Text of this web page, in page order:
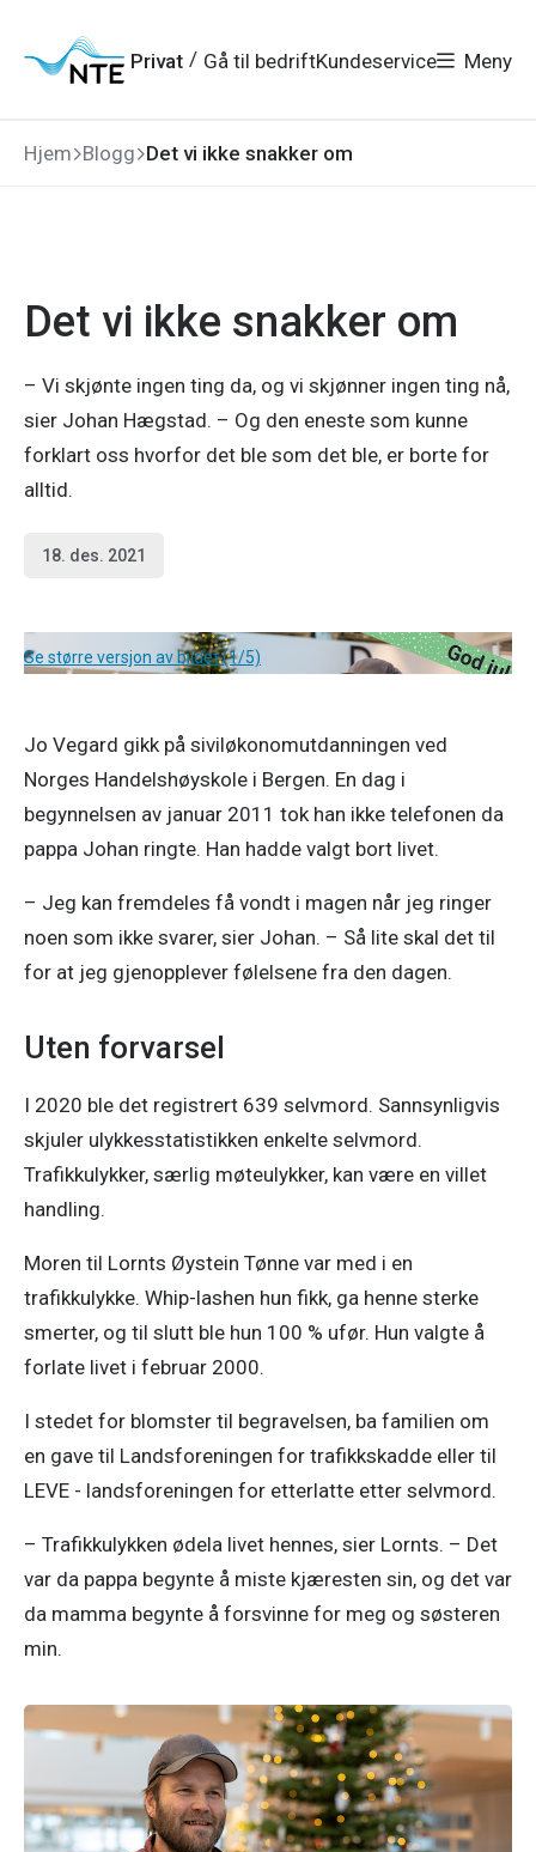
hovedmeny
søk
hovedinnhold
bunnområde
Privat / Gå til bedriftKundeservice Meny
Hjem Blogg Det vi ikke snakker om
Det vi ikke snakker om
– Vi skjønte ingen ting da, og vi skjønner ingen ting nå,
sier Johan Hægstad. – Og den eneste som kunne
forklart oss hvorfor det ble som det ble, er borte for
alltid.
18. des. 2021
Se større versjon av bildet (1/5)
Jo Vegard gikk på siviløkonomutdanningen ved
Norges Handelshøyskole i Bergen. En dag i
begynnelsen av januar 2011 tok han ikke telefonen da
pappa Johan ringte. Han hadde valgt bort livet.
– Jeg kan fremdeles få vondt i magen når jeg ringer
noen som ikke svarer, sier Johan. – Så lite skal det til
for at jeg gjenopplever følelsene fra den dagen.
Uten forvarsel
I 2020 ble det registrert 639 selvmord. Sannsynligvis
skjuler ulykkesstatistikken enkelte selvmord.
Trafikkulykker, særlig møteulykker, kan være en villet
handling.
Moren til Lornts Øystein Tønne var med i en
trafikkulykke. Whip-lashen hun fikk, ga henne sterke
smerter, og til slutt ble hun 100 % ufør. Hun valgte å
forlate livet i februar 2000.
I stedet for blomster til begravelsen, ba familien om
en gave til Landsforeningen for trafikkskadde eller til
LEVE - landsforeningen for etterlatte etter selvmord.
– Trafikkulykken ødela livet hennes, sier Lornts. – Det
var da pappa begynte å miste kjæresten sin, og det var
da mamma begynte å forsvinne for meg og søsteren
min.